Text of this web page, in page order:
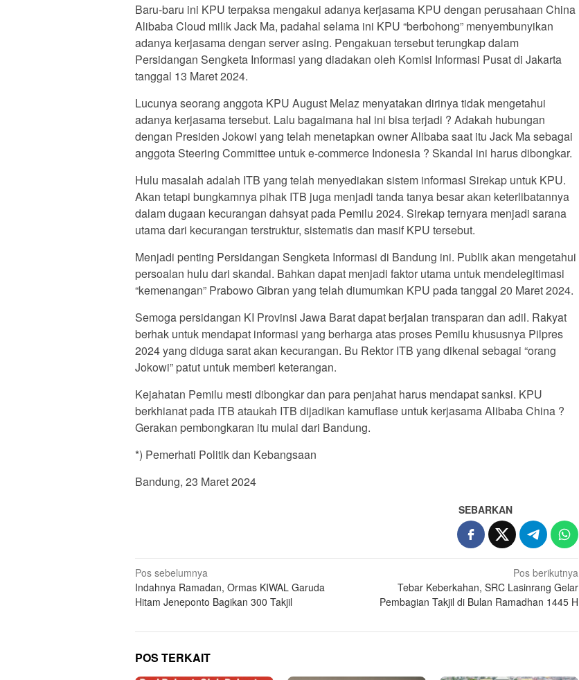
Baru-baru ini KPU terpaksa mengakui adanya kerjasama KPU dengan perusahaan China
Alibaba Cloud milik Jack Ma, padahal selama ini KPU “berbohong” menyembunyikan
adanya kerjasama dengan server asing. Pengakuan tersebut terungkap dalam
Persidangan Sengketa Informasi yang diadakan oleh Komisi Informasi Pusat di Jakarta
tanggal 13 Maret 2024.
Lucunya seorang anggota KPU August Melaz menyatakan dirinya tidak mengetahui
adanya kerjasama tersebut. Lalu bagaimana hal ini bisa terjadi ? Adakah hubungan
dengan Presiden Jokowi yang telah menetapkan owner Alibaba saat itu Jack Ma sebagai
anggota Steering Committee untuk e-commerce Indonesia ? Skandal ini harus dibongkar.
Hulu masalah adalah ITB yang telah menyediakan sistem informasi Sirekap untuk KPU.
Akan tetapi bungkamnya pihak ITB juga menjadi tanda tanya besar akan keterlibatannya
dalam dugaan kecurangan dahsyat pada Pemilu 2024. Sirekap ternyara menjadi sarana
utama dari kecurangan terstruktur, sistematis dan masif KPU tersebut.
Menjadi penting Persidangan Sengketa Informasi di Bandung ini. Publik akan mengetahui
persoalan hulu dari skandal. Bahkan dapat menjadi faktor utama untuk mendelegitimasi
“kemenangan” Prabowo Gibran yang telah diumumkan KPU pada tanggal 20 Maret 2024.
Semoga persidangan KI Provinsi Jawa Barat dapat berjalan transparan dan adil. Rakyat
berhak untuk mendapat informasi yang berharga atas proses Pemilu khususnya Pilpres
2024 yang diduga sarat akan kecurangan. Bu Rektor ITB yang dikenal sebagai “orang
Jokowi” patut untuk memberi keterangan.
Kejahatan Pemilu mesti dibongkar dan para penjahat harus mendapat sanksi. KPU
berkhianat pada ITB ataukah ITB dijadikan kamuflase untuk kerjasama Alibaba China ?
Gerakan pembongkaran itu mulai dari Bandung.
*) Pemerhati Politik dan Kebangsaan
Bandung, 23 Maret 2024
SEBARKAN
Navigasi
pos
Pos sebelumnya
Indahnya Ramadan, Ormas KIWAL Garuda
Hitam Jeneponto Bagikan 300 Takjil
Pos berikutnya
Tebar Keberkahan, SRC Lasinrang Gelar
Pembagian Takjil di Bulan Ramadhan 1445 H
POS TERKAIT